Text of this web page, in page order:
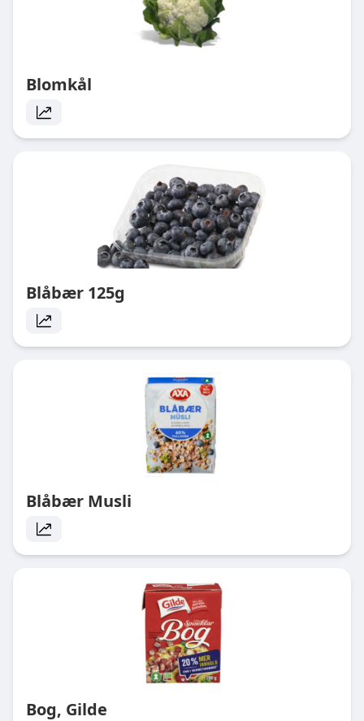
Blomkål
Blåbær 125g
Blåbær Musli
Bog, Gilde